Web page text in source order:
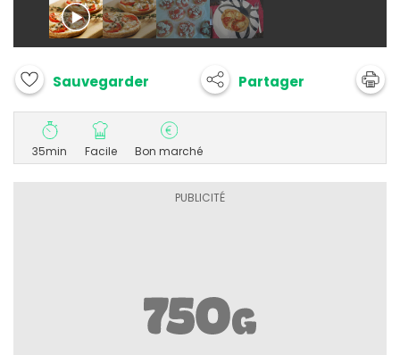
Sauvegarder Partager
35min Facile Bon marché